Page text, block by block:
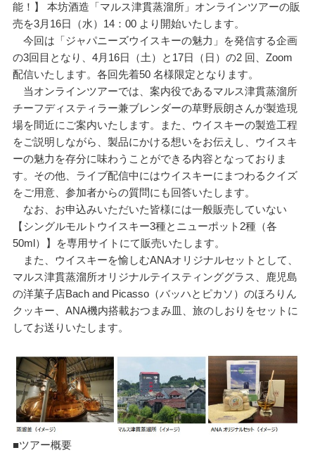
能！】 本坊酒造「マルス津貫蒸溜所」オンラインツアーの販
売を3月16日（水）14：00 より開始いたします。
今回は「ジャパニーズウイスキーの魅⼒」を発信する企画
の3回目となり、4月16日（土）と17日（日）の2 回、Zoom
配信いたします。各回先着50 名様限定となります。
当オンラインツアーでは、案内役であるマルス津貫蒸溜所
チーフディスティラー兼ブレンダーの草野辰朗さんが製造現
場を間近にご案内いたします。また、ウイスキーの製造工程
をご説明しながら、製品にかける想いをお伝えし、ウイスキ
ーの魅⼒を存分に味わうことができる内容となっておりま
す。その他、ライブ配信中にはウイスキーにまつわるクイズ
をご用意、参加者からの質問にも回答いたします。
なお、お申込みいただいた皆様には一般販売していない
【シングルモルトウイスキー3種とニューポット2種（各
50ml）】を専用サイトにて販売いたします。
また、ウイスキーを愉しむANAオリジナルセットとして、
マルス津貫蒸溜所オリジナルテイスティンググラス、鹿児島
の洋菓子店Bach and Picasso（バッハとピカソ）のほろりん
クッキー、ANA機内搭載おつまみ皿、旅のしおりをセットに
してお送りいたします。
■ツアー概要